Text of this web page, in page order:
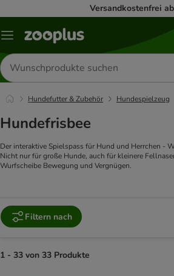
Versandkostenfrei
Menü
Produkte
suchen
Hundefutter & Zubehör Hundespielzeug
Hundefrisbee
Der interaktive Spielspass für Hund und Herrchen -
Nicht nur für große Hunde, auch für kleinere
Wurfscheibe Bewegung und Vergnügen.
Filtern nach
1 - 33 von 33 Produkte